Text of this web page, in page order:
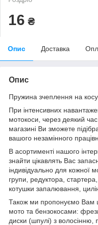
16 ₴
Опис Доставка
Опис
Пружина зчеплення на косу
При інтенсивних
мотокоси, через деякий
магазині Ви зможете
вашого незамінного
В асортименті нашого
знайти цікавлять Вас
індивідуально для кожної
групи, редуктора,
котушки запалювання,
Також ми пропонуємо Вам
мото та бензокосами:
диски (шпулі) з волосінню,